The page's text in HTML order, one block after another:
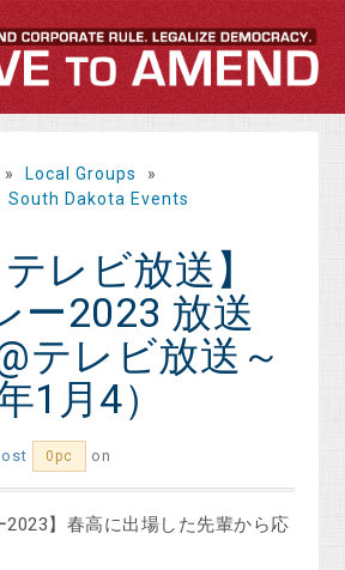
» Local Groups
»
South Dakota Events
レビ放送】
ー2023 放送
テレビ放送～
1月4）
0pc on
2023】春高に出場した先輩から応